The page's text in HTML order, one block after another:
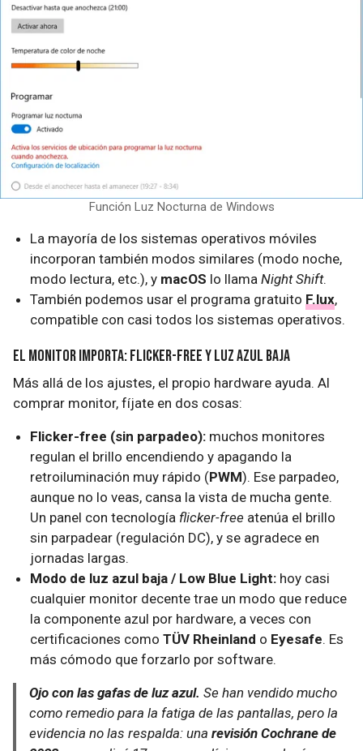
Función Luz Nocturna de Windows
La mayoría de los sistemas operativos móviles
incorporan también modos similares (modo noche,
modo lectura, etc.), y macOS lo llamaNight Shift.
También podemos usar el programa gratuito F.lux,
compatible con casi todos los sistemas operativos.
El monitor importa: flicker-free y luz azul baja
Más allá de los ajustes, el propio hardware ayuda. Al
comprar monitor, fíjate en dos cosas:
Flicker-free (sin parpadeo): muchos monitores
regulan el brillo encendiendo y apagando la
retroiluminación muy rápido (PWM). Ese parpadeo,
aunque no lo veas, cansa la vista de mucha gente.
Un panel con tecnología flicker-free atenúa el brillo
sin parpadear (regulación DC), y se agradece en
jornadas largas.
Modo de luz azul baja / Low Blue Light: hoy casi
cualquier monitor decente trae un modo que reduce
la componente azul por hardware, a veces con
certificaciones comoTÜV Rheinland o Eyesafe. Es
más cómodo que forzarlo por software.
Ojo con las gafas de luz azul. Se han vendido mucho
como remedio para la fatiga de las pantallas, pero la
evidencia no las respalda: una revisión Cochrane de